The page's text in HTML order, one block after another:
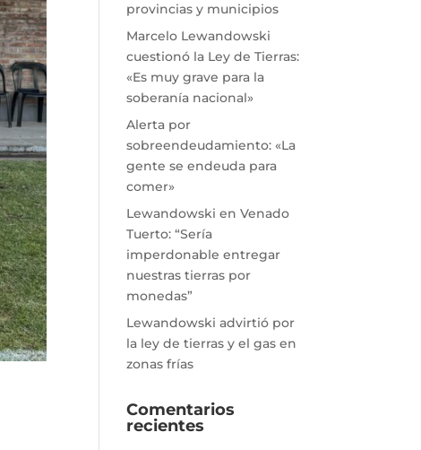
provincias y municipios
Marcelo Lewandowski
cuestionó la Ley de Tierras:
«Es muy grave para la
soberanía nacional»
Alerta por
sobreendeudamiento: «La
gente se endeuda para
comer»
Lewandowski en Venado
Tuerto: “Sería
imperdonable entregar
nuestras tierras por
monedas”
Lewandowski advirtió por
la ley de tierras y el gas en
zonas frías
Comentarios
recientes